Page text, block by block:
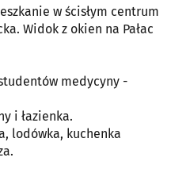
w ścisłym centrum
Widok z okien na Pałac
medycyny -
i łazienka.
lodówka, kuchenka